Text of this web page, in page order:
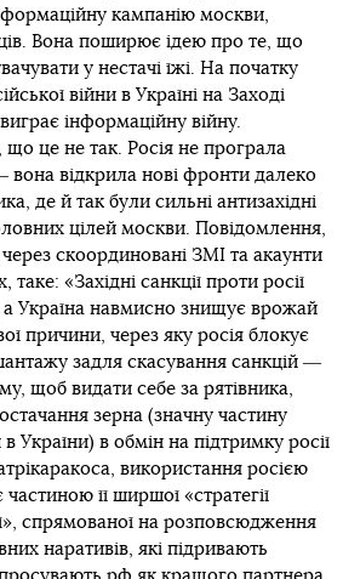
кампанію москви,
Вона поширює ідею про те, що
у нестачі їжі. На початку
війни в Україні на Заході
інформаційну війну.
що це не так. Росія не програла
вона відкрила нові фронти далеко
де й так були сильні антизахідні
цілей москви. Повідомлення,
скоординовані ЗМІ та акаунти
«​​Західні санкції проти росії
Україна навмисно знищує врожай
​​причини, через яку росія блокує
задля скасування санкцій ―
щоб видати себе за рятівника,
зерна (значну частину
України) в обмін на підтримку росії
використання росією
її ширшої «стратегії
спрямованої на розповсюдження
наративів, які підривають